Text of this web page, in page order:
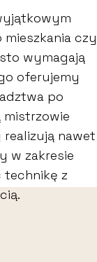
mieszkania czy
wymagają
oferujemy
po
mistrzowie
nawet
w zakresie
technikę z